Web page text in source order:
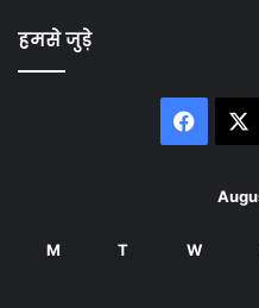
हमसे जुड़े
M T W